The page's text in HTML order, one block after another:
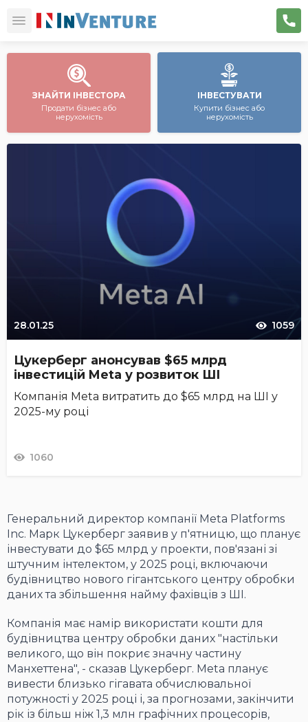
ЗНАЙТИ ІНВЕСТОРА
Продати бізнес або
нерухомість
ІНВЕСТУВАТИ
Купити бізнес або
нерухомість
28.01.25 1059
Цукерберг анонсував $65 млрд
інвестицій Meta у розвиток ШІ
Компанія Meta витратить до $65 млрд на ШІ у
2025-му році
1060
Генеральний директор компанії Meta Platforms
Inc. Марк Цукерберг заявив у п'ятницю, що планує
інвестувати до $65 млрд у проекти, пов'язані зі
штучним інтелектом, у 2025 році, включаючи
будівництво нового гігантського центру обробки
даних та збільшення найму фахівців з ШІ.
Компанія має намір використати кошти для
будівництва центру обробки даних "настільки
великого, що він покриє значну частину
Манхеттена", - сказав Цукерберг. Meta планує
вивести близько гігавата обчислювальної
потужності у 2025 році і, за прогнозами, закінчити
рік із більш ніж 1,3 млн графічних процесорів,